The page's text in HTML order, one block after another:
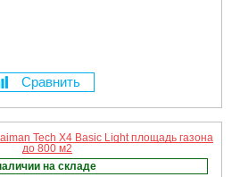
Сравнить
на складе